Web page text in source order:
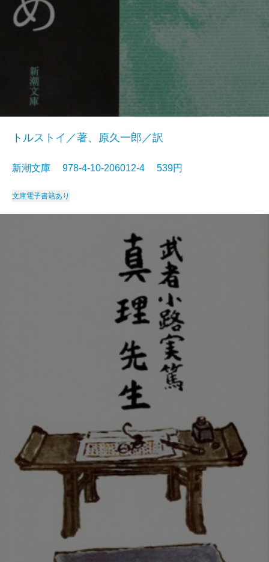
トルストイ／著、原久一郎／訳
新潮文庫 978-4-10-206012-4 539円
文庫電子書籍あり